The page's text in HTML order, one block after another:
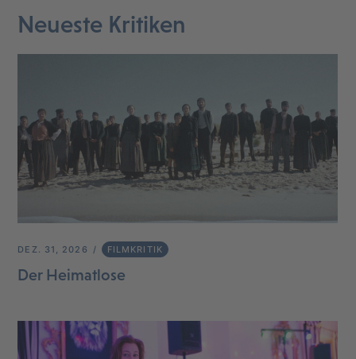
Neueste Kritiken
DEZ. 31, 2026 FILMKRITIK
Der Heimatlose